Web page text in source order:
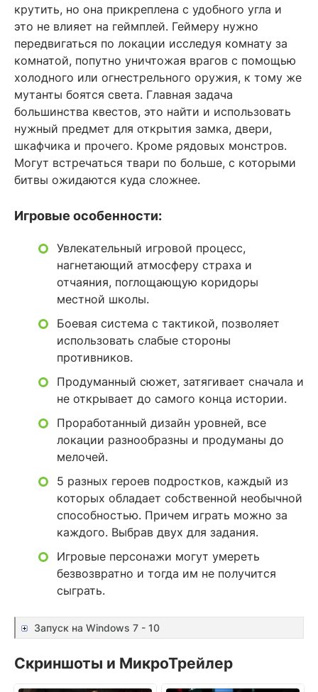
крутить, но она прикреплена с удобного угла и
это не влияет на геймплей. Геймеру нужно
передвигаться по локации исследуя комнату за
комнатой, попутно уничтожая врагов с помощью
холодного или огнестрельного оружия, к тому же
мутанты боятся света. Главная задача
большинства квестов, это найти и использовать
нужный предмет для открытия замка, двери,
шкафчика и прочего. Кроме рядовых монстров.
Могут встречаться твари по больше, с которыми
битвы ожидаются куда сложнее.
Игровые особенности:
Увлекательный игровой процесс,
нагнетающий атмосферу страха и
отчаяния, поглощающую коридоры
местной школы.
Боевая система с тактикой, позволяет
использовать слабые стороны
противников.
Продуманный сюжет, затягивает сначала и
не открывает до самого конца истории.
Проработанный дизайн уровней, все
локации разнообразны и продуманы до
мелочей.
5 разных героев подростков, каждый из
которых обладает собственной необычной
способностью. Причем играть можно за
каждого. Выбрав двух для задания.
Игровые персонажи могут умереть
безвозвратно и тогда им не получится
сыграть.
Запуск на Windows 7 - 10
Скриншоты и МикроТрейлер